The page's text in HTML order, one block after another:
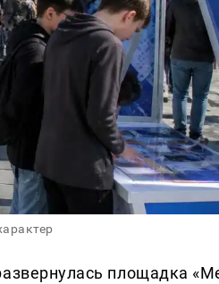
площадка